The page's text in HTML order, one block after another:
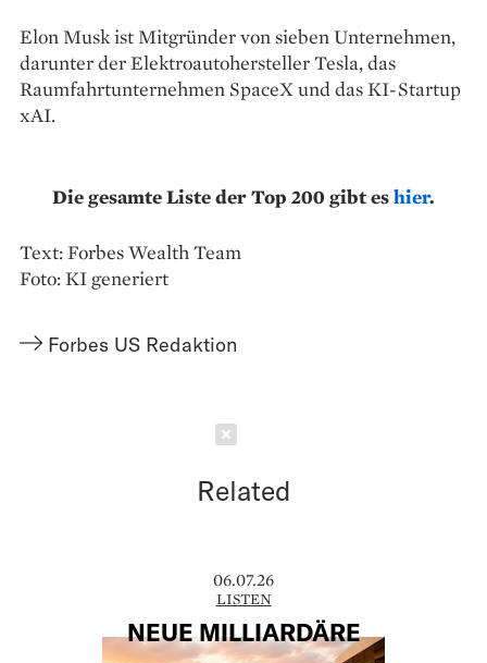
Elon Musk ist Mitgründer von sieben Unternehmen,
darunter der Elektroautohersteller Tesla, das
Raumfahrtunternehmen SpaceX und das KI-Startup
xAI.
Die gesamte Liste der Top 200 gibt eshier.
Text: Forbes Wealth Team
Foto: KI generiert
Forbes US Redaktion
Related
06.07.26
LISTEN
NEUE MILLIARDÄRE